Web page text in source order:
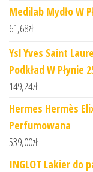
Medilab Mydło W
61,68zł
Ysl Yves Saint
Podkład W Płynie
149,24zł
Hermes Hermès
Perfumowana
539,00zł
INGLOT Lakier do